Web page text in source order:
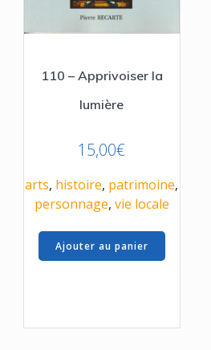
110 – Apprivoiser la
lumière
15,00€
arts, histoire, patrimoine,
personnage, vie locale
Ajouter au panier